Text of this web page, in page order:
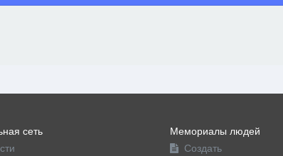
сеть
Мемориалы людей
Создать